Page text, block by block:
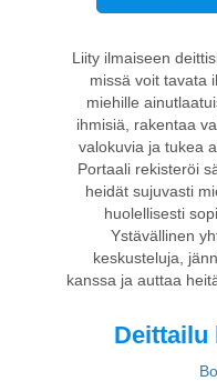
Liity ilmaiseen
missä voit tavata
miehille
ihmisiä, rakentaa
valokuvia ja tukea
Portaali rekisteröi
heidät sujuvasti
huolellisesti
Ystävällinen
keskusteluja,
kanssa ja auttaa
Deittailu